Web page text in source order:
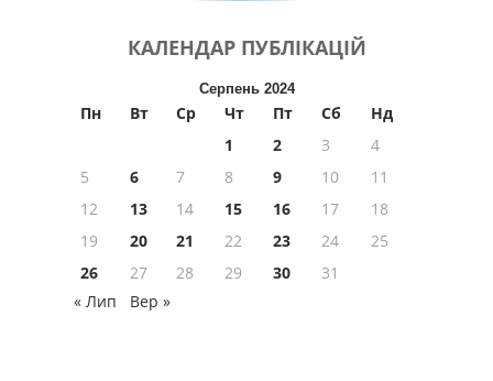
КАЛЕНДАР ПУБЛІКАЦІЙ
Серпень 2024
Пн Вт Ср Чт Пт Сб
Нд
1
2 3
4
5
6 7 8 9 10
11
12
13 14 15 16 17
18
19
20 21 22 23 24
25
26
27 28 29 30
31
« Лип
Вер »